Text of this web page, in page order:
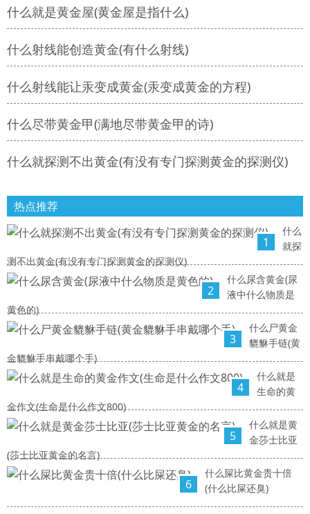
什么就是黄金屋(黄金屋是指什么)
什么射线能创造黄金(有什么射线)
什么射线能让汞变成黄金(汞变成黄金的方程)
什么尽带黄金甲(满地尽带黄金甲的诗)
什么就探测不出黄金(有没有专门探测黄金的探测仪)
热点推荐
1
什么
就探
测不出黄金(有没有专门探测黄金的探测仪)
2
什么尿含黄金(尿
液中什么物质是
黄色的)
3
什么尸黄金
貔貅手链(黄
金貔貅手串戴哪个手)
4
什么就是
生命的黄
金作文(生命是什么作文800)
5
什么就是黄
金莎士比亚
(莎士比亚黄金的名言)
6
什么屎比黄金贵十倍
(什么比屎还臭)